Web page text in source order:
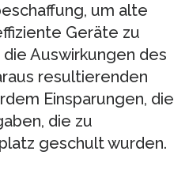
um alte
Geräte zu
Auswirkungen des
resultierenden
Einsparungen, die
die zu
geschult wurden.